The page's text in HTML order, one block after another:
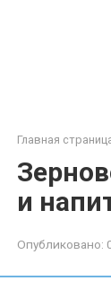
Главная
и
Опубликовано: